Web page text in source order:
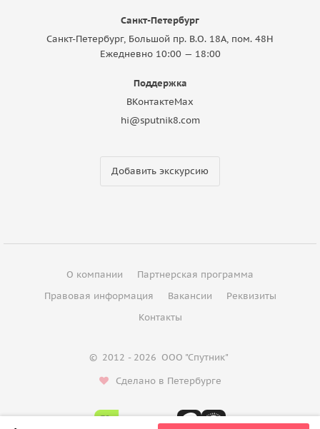
Санкт-Петербург
Санкт-Петербург, Большой пр. В.О. 18A, пом. 48Н
Ежедневно 10:00 — 18:00
Поддержка
ВКонтактеMax
hi@sputnik8.com
Добавить экскурсию
О компании
Партнерская программа
Правовая информация
Вакансии
Реквизиты
Контакты
© 2012 - 2026 ООО "Спутник"
Сделано в Петербурге